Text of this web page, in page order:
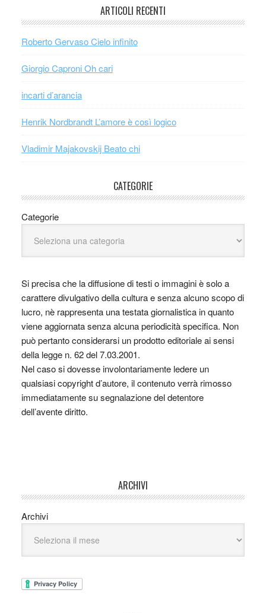
ARTICOLI RECENTI
Roberto Gervaso Cielo infinito
Giorgio Caproni Oh cari
incarti d’arancia
Henrik Nordbrandt L’amore è così logico
Vladimir Majakovskij Beato chi
CATEGORIE
Categorie
Si precisa che la diffusione di testi o immagini è solo a
carattere divulgativo della cultura e senza alcuno scopo di
lucro, nè rappresenta una testata giornalistica in quanto
viene aggiornata senza alcuna periodicità specifica. Non
può pertanto considerarsi un prodotto editoriale ai sensi
della legge n. 62 del 7.03.2001.
Nel caso si dovesse involontariamente ledere un
qualsiasi copyright d’autore, il contenuto verrà rimosso
immediatamente su segnalazione del detentore
dell’avente diritto.
ARCHIVI
Archivi